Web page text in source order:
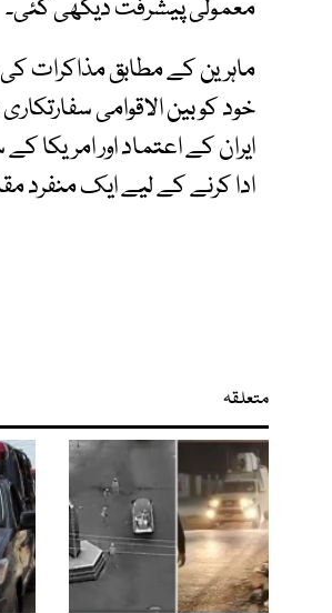
معمولی پیشرفت دیکھی گئی۔
ماہرین کے مطابق مذاکرات
خود کو بین الاقوامی
ایران کے اعتماد اور
ادا کرنے کے لیے ایک منفرد
متعلقہ